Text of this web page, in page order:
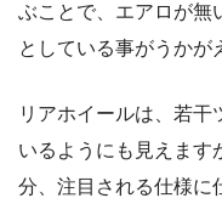
ぶことで、エアロが無
としている事がうかが
リアホイールは、若干
いるようにも見えます
分、注目される仕様に